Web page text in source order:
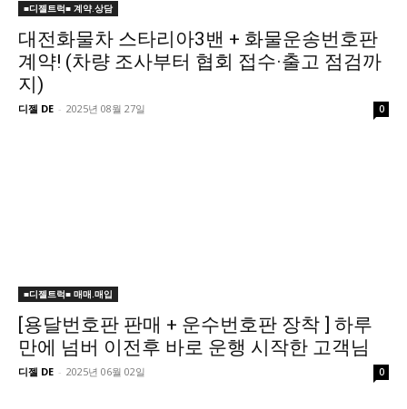
■디젤트럭■ 계약.상담
대전화물차 스타리아3밴 + 화물운송번호판
계약! (차량 조사부터 협회 접수·출고 점검까
지)
디젤 DE - 2025년 08월 27일 0
■디젤트럭■ 매매.매입
[용달번호판 판매 + 운수번호판 장착 ] 하루
만에 넘버 이전후 바로 운행 시작한 고객님
디젤 DE - 2025년 06월 02일 0